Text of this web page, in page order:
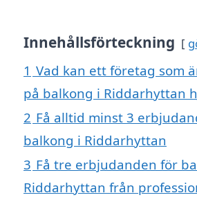
Innehållsförteckning
1 Vad kan ett företag som
på balkong i Riddarhyttan
2 Få alltid minst 3
balkong i Riddarhyttan
3 Få tre erbjudanden för
Riddarhyttan från